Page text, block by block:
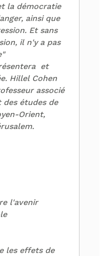
la démocratie
ainsi que
Et sans
il n'y a pas
et
Hillel Cohen
associé
études de
Orient,
l'avenir
les effets de